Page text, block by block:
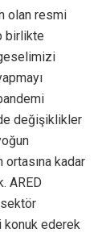
olan resmi
birlikte
değişiklikler
ortasına kadar
ARED
sektör
konuk ederek